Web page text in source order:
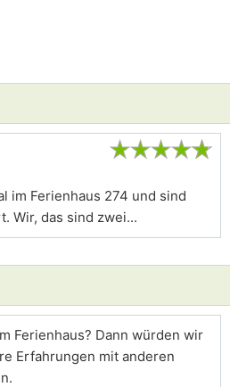
★★★★★
im Ferienhaus 274 und sind
Wir, das sind zwei...
Ferienhaus? Dann würden wir
Erfahrungen mit anderen